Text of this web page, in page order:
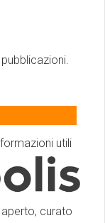
utili
curato